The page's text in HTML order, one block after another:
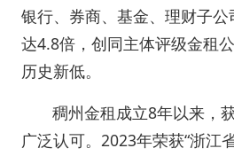
银行、券商、基金、理财子
达4.8倍，创同主体评级金租
历史新低。
稠州金租成立8年以来，
广泛认可。2023年荣获“浙江